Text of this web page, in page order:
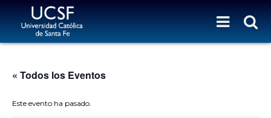
« Todos los Eventos
Este evento ha pasado.